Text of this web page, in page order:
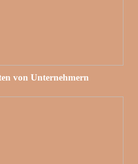
von Unternehmern